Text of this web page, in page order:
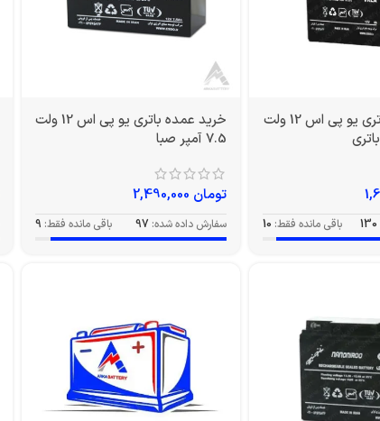
خرید عمده باتری یو پی اس 12 ولت
130 باقی مانده فقط: 10
خرید عمده باتری یو پی اس 12 ولت
7.5 آمپر صبا
تومان
سفارش داده شده: 97 باقی مانده فقط: 9